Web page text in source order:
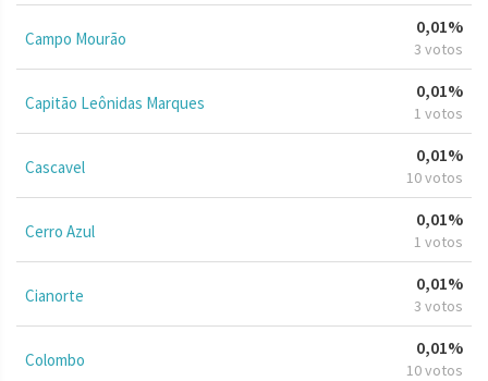
Campo Mourão
0,01%
3 votos
Capitão Leônidas Marques
0,01%
1 votos
Cascavel
0,01%
10 votos
Cerro Azul
0,01%
1 votos
Cianorte
0,01%
3 votos
Colombo
0,01%
10 votos